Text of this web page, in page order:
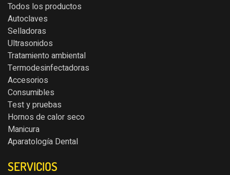
Todos los productos
Autoclaves
Selladoras
Ultrasonidos
Tratamiento ambiental
Termodesinfectadoras
Accesorios
Consumibles
Test y pruebas
Hornos de calor seco
Manicura
Aparatología Dental
SERVICIOS